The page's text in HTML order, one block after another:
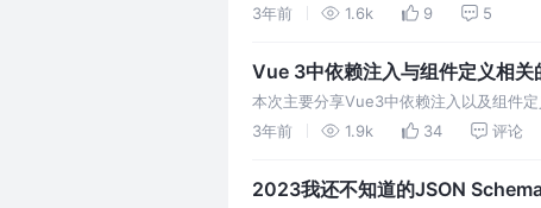
道来……
3年前 1.6k 9 5
Vue 3中依赖注入与组件定义相关
本次主要分享Vue3中依赖注入以及组件
用场景。
3年前 1.9k 34 评论
2023我还不知道的JSON